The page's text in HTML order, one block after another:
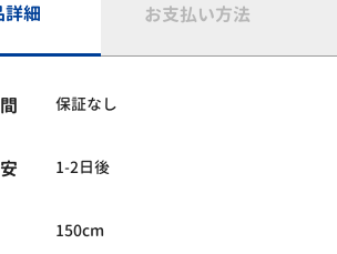
詳細 お支払い方法
保証なし
1-2日後
150cm